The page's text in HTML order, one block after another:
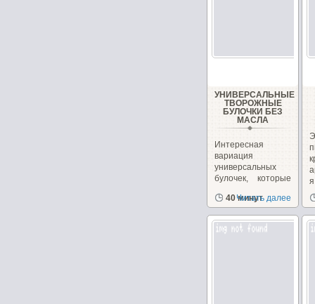
УНИВЕРСАЛЬНЫЕ
ТВОРОЖНЫЕ
БУЛОЧКИ БЕЗ
МАСЛА
Интересная
вариация
универсальных
булочек, которые
сладкими,...
40 минут
Читать далее